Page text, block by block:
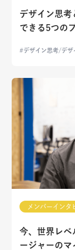
デザイン思考
できる5つの
デザイン思考/デザ
メンバーインタ
今、世界レベ
ージャーのマ